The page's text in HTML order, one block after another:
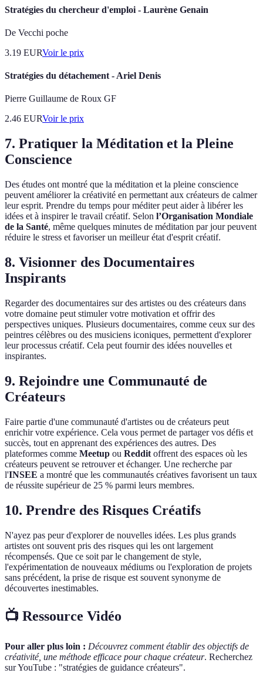
Stratégies du chercheur d'emploi - Laurène Genain
De Vecchi poche
3.19 EURVoir le prix
Stratégies du détachement - Ariel Denis
Pierre Guillaume de Roux GF
2.46 EURVoir le prix
7. Pratiquer la Méditation et la Pleine
Conscience
Des études ont montré que la méditation et la pleine conscience
peuvent améliorer la créativité en permettant aux créateurs de calmer
leur esprit. Prendre du temps pour méditer peut aider à libérer les
idées et à inspirer le travail créatif. Selon l’Organisation Mondiale
de la Santé, même quelques minutes de méditation par jour peuvent
réduire le stress et favoriser un meilleur état d'esprit créatif.
8. Visionner des Documentaires
Inspirants
Regarder des documentaires sur des artistes ou des créateurs dans
votre domaine peut stimuler votre motivation et offrir des
perspectives uniques. Plusieurs documentaires, comme ceux sur des
peintres célèbres ou des musiciens iconiques, permettent d'explorer
leur processus créatif. Cela peut fournir des idées nouvelles et
inspirantes.
9. Rejoindre une Communauté de
Créateurs
Faire partie d'une communauté d'artistes ou de créateurs peut
enrichir votre expérience. Cela vous permet de partager vos défis et
succès, tout en apprenant des expériences des autres. Des
plateformes comme Meetup ou Reddit offrent des espaces où les
créateurs peuvent se retrouver et échanger. Une recherche par
l'INSEE a montré que les communautés créatives favorisent un taux
de réussite supérieur de 25 % parmi leurs membres.
10. Prendre des Risques Créatifs
N'ayez pas peur d'explorer de nouvelles idées. Les plus grands
artistes ont souvent pris des risques qui les ont largement
récompensés. Que ce soit par le changement de style,
l'expérimentation de nouveaux médiums ou l'exploration de projets
sans précédent, la prise de risque est souvent synonyme de
découvertes inestimables.
📺 Ressource Vidéo
Pour aller plus loin : Découvrez comment établir des objectifs de
créativité, une méthode efficace pour chaque créateur. Recherchez
sur YouTube : "stratégies de guidance créateurs".